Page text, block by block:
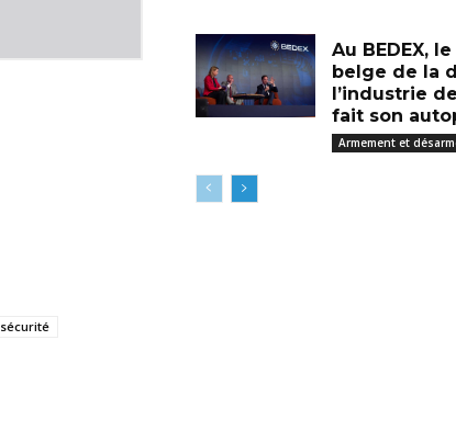
sécurité
Au BEDEX,
belge de la
l’industrie
fait son
Armement et